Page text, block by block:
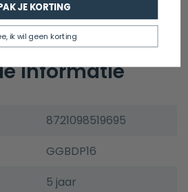
informatie
8721098519695
GGBDP16
5 jaar
JE KORTING
ik wil geen korting